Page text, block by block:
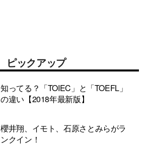
ピックアップ
知ってる？「TOIEC」と「TOEFL」
の違い【2018年最新版】
櫻井翔、イモト、石原さとみらがラ
ンクイン！